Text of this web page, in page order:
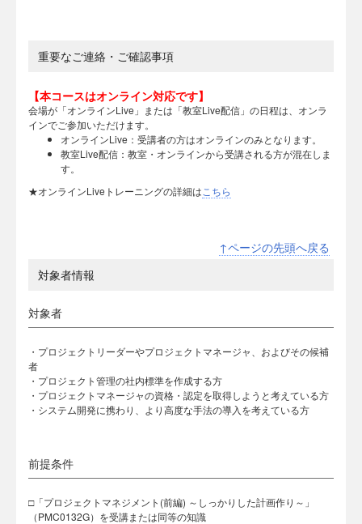
重要なご連絡・ご確認事項
【本コースはオンライン対応です】
会場が「オンラインLive」または「教室Live配信」の日程は、オンラ
インでご参加いただけます。
オンラインLive：受講者の方はオンラインのみとなります。
教室Live配信：教室・オンラインから受講される方が混在しま
す。
★オンラインLiveトレーニングの詳細は こちら
↑ページの先頭へ戻る
対象者情報
対象者
・プロジェクトリーダーやプロジェクトマネージャ、およびその候補
者
・プロジェクト管理の社内標準を作成する方
・プロジェクトマネージャの資格・認定を取得しようと考えている方
・システム開発に携わり、より高度な手法の導入を考えている方
前提条件
□「プロジェクトマネジメント(前編) ～しっかりした計画作り～」
（PMC0132G）を受講または同等の知識